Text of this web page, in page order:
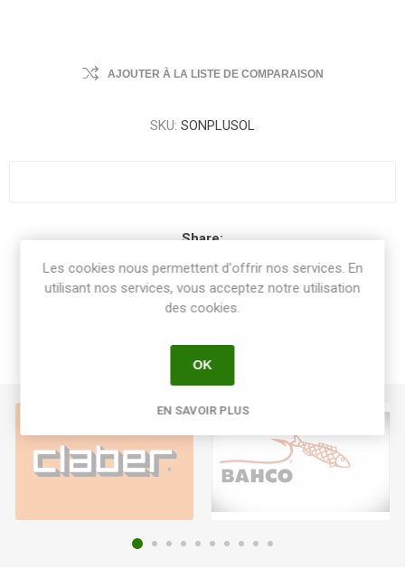
AJOUTER À LA LISTE DE COMPARAISON
SKU: SONPLUSOL
Share:
Les cookies nous permettent d'offrir nos services. En
utilisant nos services, vous acceptez notre utilisation
des cookies.
OK
EN SAVOIR PLUS